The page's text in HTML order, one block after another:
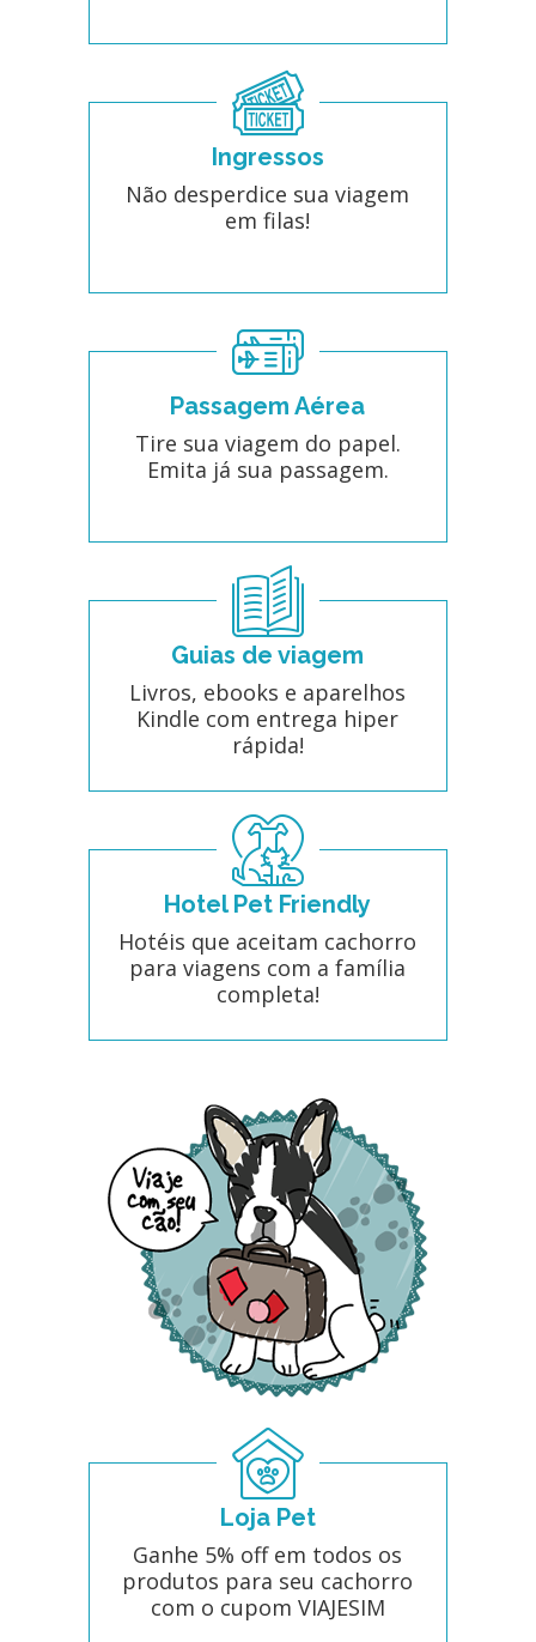
Ingressos
Não desperdice sua viagem
em filas!
Passagem Aérea
Tire sua viagem do papel.
Emita já sua passagem.
Guias de viagem
Livros, ebooks e aparelhos
Kindle com entrega hiper
rápida!
Hotel Pet Friendly
Hotéis que aceitam cachorro
para viagens com a família
completa!
Loja Pet
Ganhe 5% off em todos os
produtos para seu cachorro
com o cupom VIAJESIM